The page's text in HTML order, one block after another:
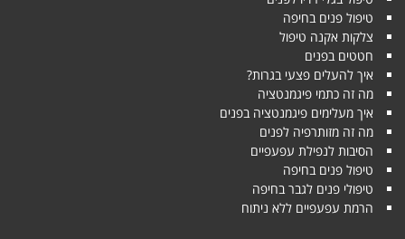
טיפול פנים בחיפה
צלקות אקנה טיפול
חטטים בפנים
איך להעלים פצעי בגרות?
מה זה כתמי פיגמנטציה
איך מעלימים פיגמנטציה בפנים
מה זה מזותרפיה לפנים
הסיבות לנפילת עפעפיים
טיפול פנים בחיפה
טיפולי פנים לגבר בחיפה
הרמת עפעפיים ללא ניתוח